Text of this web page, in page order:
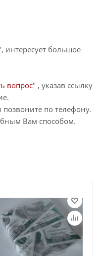
большое
вопрос" , указав ссылку
по телефону.
Вам способом.